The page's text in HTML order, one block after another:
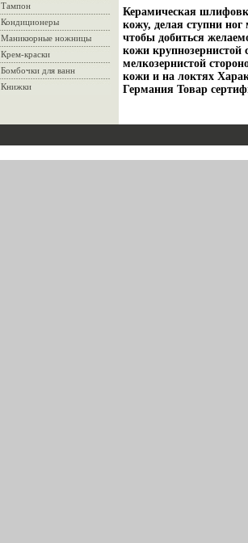
Тампон
Кондиционеры
Маникюрные ножницы
Крем-краски
Бомбочки для ванн
Книжки
Керамическая
кожу, делая ступни
чтобы добиться
кожи крупнозернистой
мелкозернистой
кожи и на локтях
Германия Товар